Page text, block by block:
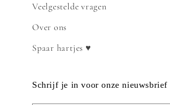
Veelgestelde vragen
Over ons
Spaar hartjes ♥
Schrijf je in voor onze nieuwsbrief